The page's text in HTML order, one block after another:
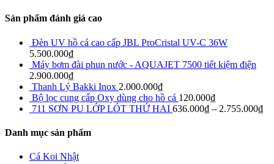
Sản phẩm đánh giá cao
Đèn UV hồ cá cao cấp JBL ProCristal UV-C 36W
5.500.000₫
Máy bơm đài phun nước - AQUAJET 7500 tiết kiệm điện
2.900.000₫
Thanh Lý Bakki Inox 2.000.000₫
Bộ lọc cung cấp Oxy dùng cho hồ cá 120.000₫
711 SƠN PU LỚP LÓT THỨ HAI 636.000₫ – 2.755.000₫
Danh mục sản phẩm
Cá Koi Nhật